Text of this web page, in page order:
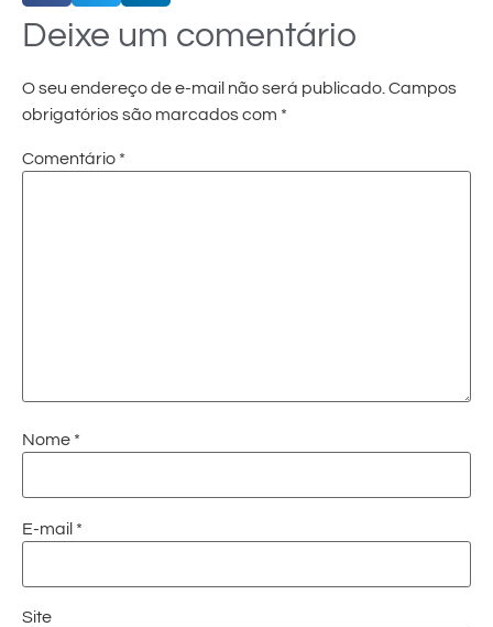
Deixe um comentário
O seu endereço de e-mail não será publicado.Campos
obrigatórios são marcados com *
Comentário *
Nome *
E-mail *
Site